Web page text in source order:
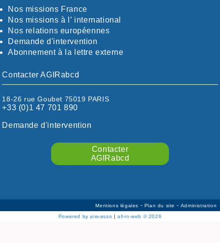
CÖTES-D'ARMOR
DORDOGNE
DRÖME / ARDÈCHE
ESSONNE
EURE-ET-LOIR
FINISTÈRE
HAUTES-PYRÉNÉES
HÉRAULT
ILLE ET VILAINE
LOIRE / OCÉAN
MANCHE
MARNE
MEURTHE-ET-MOSELLE
Nos missions France
Nos missions à l’ international
Nos relations européennes
Demande d'intervention
Abonnement à la lettre externe
Contacter AGIRabcd
18-26 rue Goubet 75019 PARIS
+33 (0)1 47 701 890
Demande d'intervention
Contacter
AGIRabcd
Mentions légales - Plan du site - Administration
Powered by aiw-asso | all-in-web © 2026